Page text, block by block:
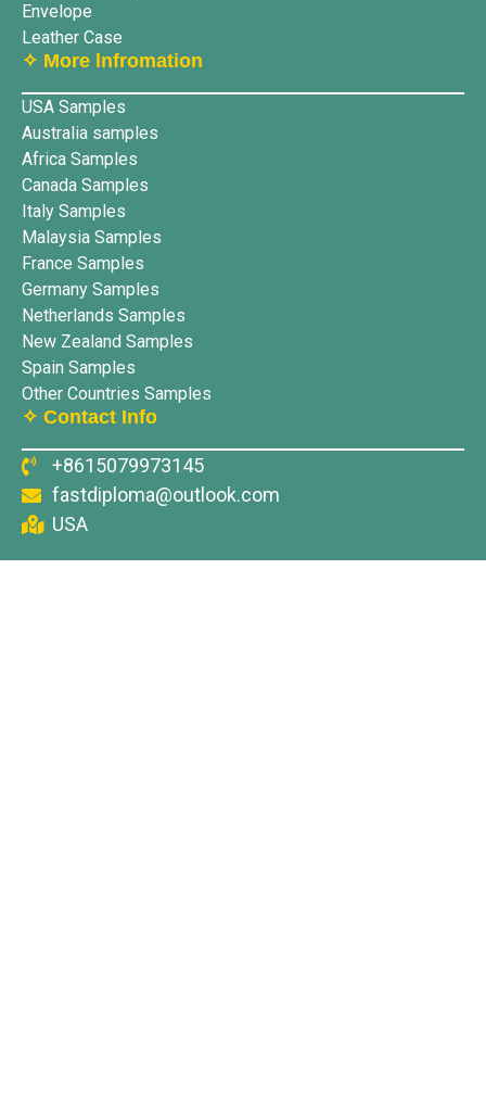
Envelope
Leather Case
✧ More lnfromation
USA Samples
Australia samples
Africa Samples
Canada Samples
Italy Samples
Malaysia Samples
France Samples
Germany Samples
Netherlands Samples
New Zealand Samples
Spain Samples
Other Countries Samples
✧ Contact Info
+8615079973145
fastdiploma@outlook.com
USA